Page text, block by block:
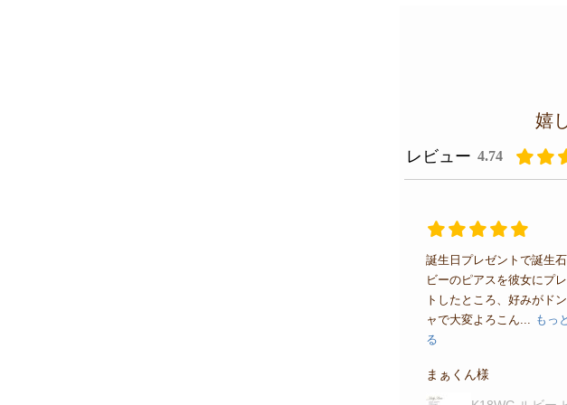
嬉
レビュー 4.74
誕生日プレゼントで誕生
ビーのピアスを彼女にプ
トしたところ、好みがド
ャで大変よろこん... もっ
る
まぁくん様